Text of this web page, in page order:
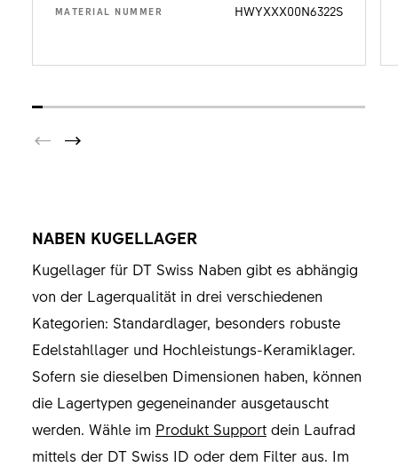
MATERIAL NUMMER HWYXXX00N6322S
NABEN KUGELLAGER
Kugellager für DT Swiss Naben gibt es abhängig
von der Lagerqualität in drei verschiedenen
Kategorien: Standardlager, besonders robuste
Edelstahllager und Hochleistungs-Keramiklager.
Sofern sie dieselben Dimensionen haben, können
die Lagertypen gegeneinander ausgetauscht
werden. Wähle im Produkt Supportdein Laufrad
mittels der DT Swiss ID oder dem Filter aus. Im